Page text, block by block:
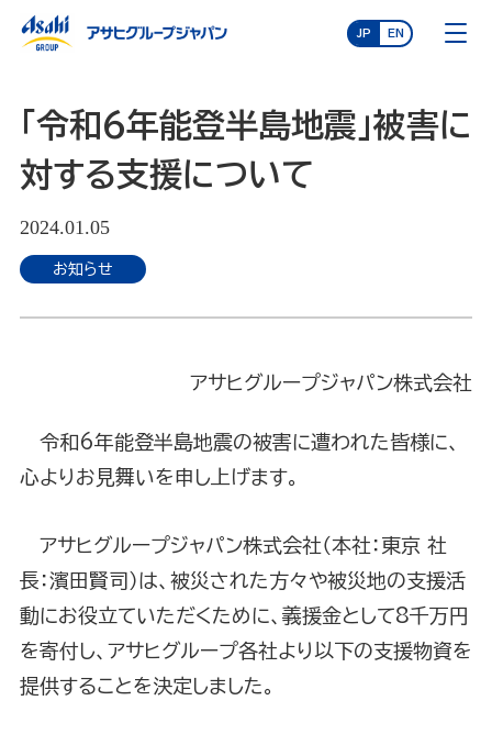
JP EN
「令和6年能登半島地震」被害に
対する支援について
2024.01.05
お知らせ
アサヒグループジャパン株式会社
令和6年能登半島地震の被害に遭われた皆様に、
心よりお見舞いを申し上げます。
アサヒグループジャパン株式会社（本社：東京 社
長：濱田賢司）は、被災された方々や被災地の支援活
動にお役立ていただくために、義援金として8千万円
を寄付し、アサヒグループ各社より以下の支援物資を
提供することを決定しました。